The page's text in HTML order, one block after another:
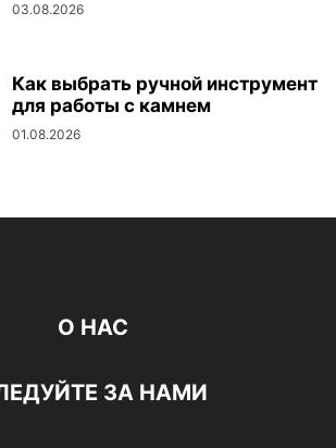
03.08.2026
Как выбрать ручной инструмент
для работы с камнем
01.08.2026
О НАС
ЗА НАМИ